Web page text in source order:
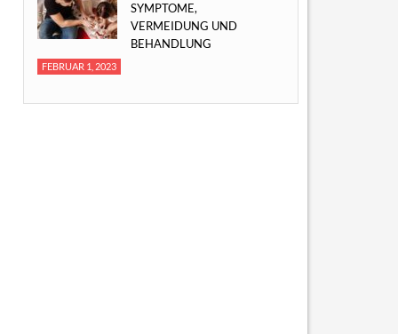
SYMPTOME,
VERMEIDUNG UND
BEHANDLUNG
FEBRUAR 1, 2023